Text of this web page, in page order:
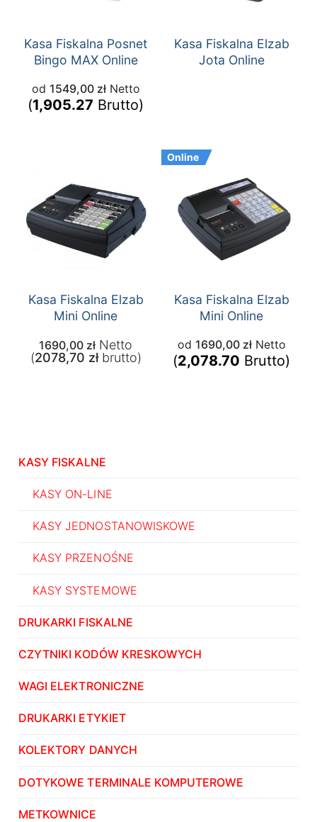
Kasa Fiskalna Posnet
Bingo MAX Online
od 1549,00 złNetto
(1,905.27 Brutto)
Kasa Fiskalna Elzab
Jota Online
Kasa Fiskalna Elzab
Mini Online
1690,00 zł Netto
(2078,70 złbrutto)
Online
Kasa Fiskalna Elzab
Mini Online
od 1690,00 złNetto
(2,078.70 Brutto)
KASY FISKALNE
KASY ON-LINE
KASY JEDNOSTANOWISKOWE
KASY PRZENOŚNE
KASY SYSTEMOWE
DRUKARKI FISKALNE
CZYTNIKI KODÓW KRESKOWYCH
WAGI ELEKTRONICZNE
DRUKARKI ETYKIET
KOLEKTORY DANYCH
DOTYKOWE TERMINALE KOMPUTEROWE
METKOWNICE